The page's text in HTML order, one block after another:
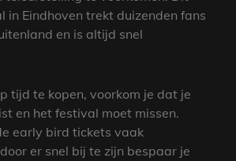
in Eindhoven trekt duizenden fans
en is altijd snel
tijd te kopen, voorkom je dat je
en het festival moet missen.
early bird tickets vaak
er snel bij te zijn bespaar je